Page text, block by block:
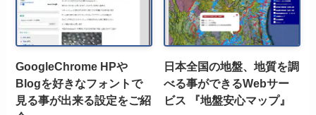
GoogleChrome HPや
Blogを好きなフォントで
見る事が出来る設定をご紹
日本全国の地盤、地質を調
べる事ができるWebサー
ビス 『地盤安心マップ』